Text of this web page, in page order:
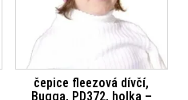
čepice fleezová dívčí,
Bugga, PD372, holka –